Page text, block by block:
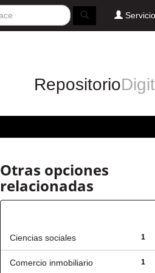
Repositorio
Otras opciones
relacionadas
1
Ciencias sociales
1
Comercio inmobiliario